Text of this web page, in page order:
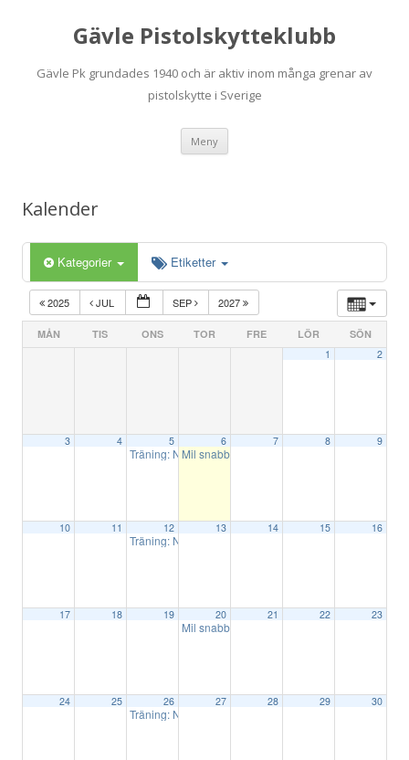
Gävle Pistolskytteklubb
Gävle Pk grundades 1940 och är aktiv inom många grenar av
pistolskytte i Sverige
Meny
Kalender
Kategorier Etiketter
2025 JUL SEP 2027
MÅN TIS ONS TOR FRE LÖR
SÖN
1
2
3 4 5
Träning: Nationelltskytte
6
Mil snabb 5
7 8 9
10 11 12
Träning: Nationelltskytte
13 14 15 16
17 18 19 20
Mil snabb 6
21 22 23
24 25 26
Träning: Nationelltskytte
27 28 29 30